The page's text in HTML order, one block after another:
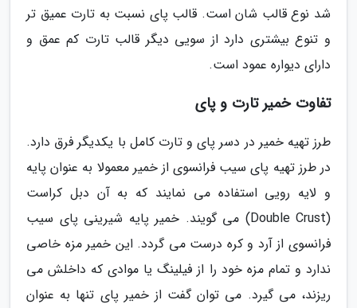
شد نوع قالب شان است. قالب پای نسبت به تارت عمیق تر
و تنوع بیشتری دارد از سویی دیگر قالب تارت کم عمق و
دارای دیواره عمود است.
تفاوت خمیر تارت و پای
طرز تهیه خمیر در دسر پای و تارت کامل با یکدیگر فرق دارد.
در طرز تهیه پای سیب فرانسوی از خمیر معمولا به عنوان پایه
و لایه رویی استفاده می نمایند که به آن دبل کراست
(Double Crust) می گویند. خمیر پایه شیرینی پای سیب
فرانسوی از آرد و کره درست می گردد. این خمیر مزه خاصی
ندارد و تمام مزه خود را از فیلینگ یا موادی که داخلش می
ریزند، می گیرد. می توان گفت از خمیر پای تنها به عنوان